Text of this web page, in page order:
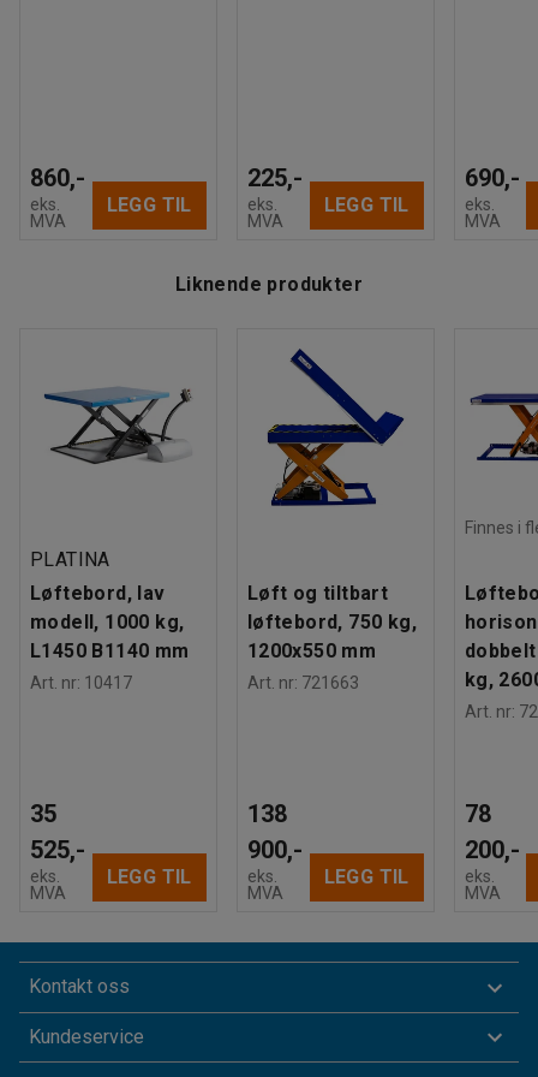
860,-
eks.
MVA
LEGG TIL
225,-
eks.
MVA
LEGG TIL
690,-
eks.
MVA
Liknende produkter
PLATINA
Løftebord, lav
modell, 1000 kg,
L1450 B1140 mm
Art. nr: 10417
35
525,-
eks.
MVA
LEGG TIL
Løft og tiltbart
løftebord, 750 kg,
1200x550 mm
Art. nr: 721663
138
900,-
eks.
MVA
LEGG TIL
Finnes i
kg,
Art. nr:
78
200,-
eks.
MVA
Kontakt oss
Kundeservice